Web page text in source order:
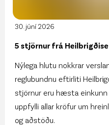
30. júní 2026
5 stjörnur frá
Nýlega hlutu nokkrar
reglubundnu eftirliti
stjörnur eru hæsta
uppfylli allar kröfur um
og aðstöðu.